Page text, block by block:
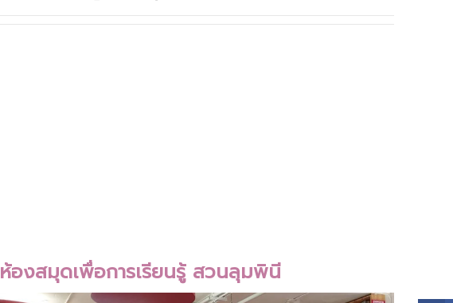
ห้องสมุดเพื่อการเรียนรู้ สวนลุมพินี